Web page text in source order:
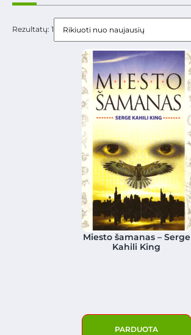
Rezultatų: 1
Miesto šamanas – Serge
Kahili King
PARDUOTA